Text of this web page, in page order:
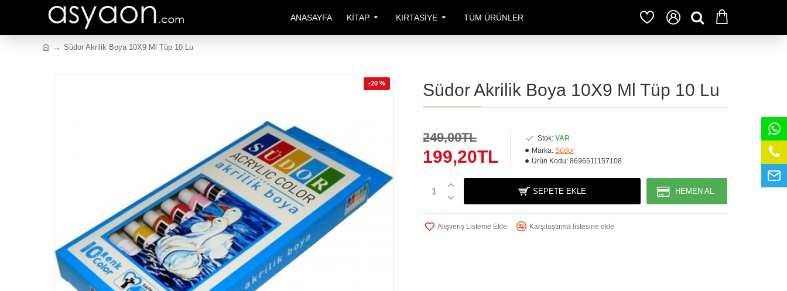
ANASAYFA KITAP KIRTASIYE TÜM ÜRÜNLER
Südor Akrilik Boya 10X9 Ml Tüp 10 Lu
-20 % Südor Akrilik Boya 10X9 Ml Tüp 10 Lu
199,20TL
249,00TL Stok: VAR
Marka: Südor
Ürün Kodu: 8696511157108
SEPETE EKLE HEMEN AL
Alışveriş Listeme Ekle Karşılaştırma listesine ekle